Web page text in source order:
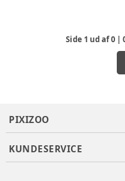
Side 1 ud af0 |
PIXIZOO
KUNDESERVICE